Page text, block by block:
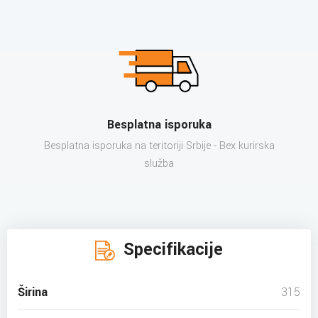
Besplatna isporuka
Besplatna isporuka na teritoriji Srbije - Bex kurirska
služba
Specifikacije
Širina 315